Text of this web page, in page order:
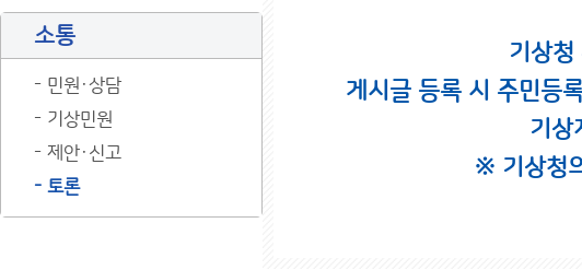
소통
민원·상담
기상민원
제안·신고
토론
기상
게시글 등록 시 주민등
기상
※ 기상청